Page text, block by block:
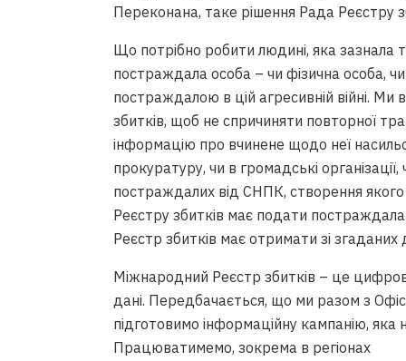
Переконана, таке рішення Рада Реєстру
Що потрібно робити людині, яка
постраждала особа – чи фізична особа,
постраждалою в цій агресивній війні.
збитків, щоб не спричиняти повторної
інформацію про вчинене щодо неї
прокуратуру, чи в громадські
постраждалих від СНПК, створення
Реєстру збитків має подати
Реєстр збитків має отримати зі
Міжнародний Реєстр збитків – це
дані. Передбачається, що ми разом з
підготовимо інформаційну кампанію,
Працюватимемо, зокрема в регіонах
Позовна давність для стягнення
предмет іпотеки може бути
задоволення позову, – експерт
Вiдео • Судова практика
НААКУ як єдина спільнота